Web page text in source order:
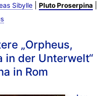
Sibylle| Pluto Proserpina|
„Orpheus,
in der Unterwelt“
in Rom